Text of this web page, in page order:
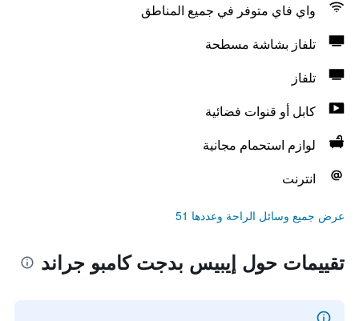
واي فاي متوفر في جميع المناطق
تلفاز بشاشة مسطحة
تلفاز
كابل أو قنوات فضائية
لوازم استحمام مجانية
انترنت
عرض جميع وسائل الراحة وعددها 51
تقييمات حول إيبيس بدجت كامبو جراند